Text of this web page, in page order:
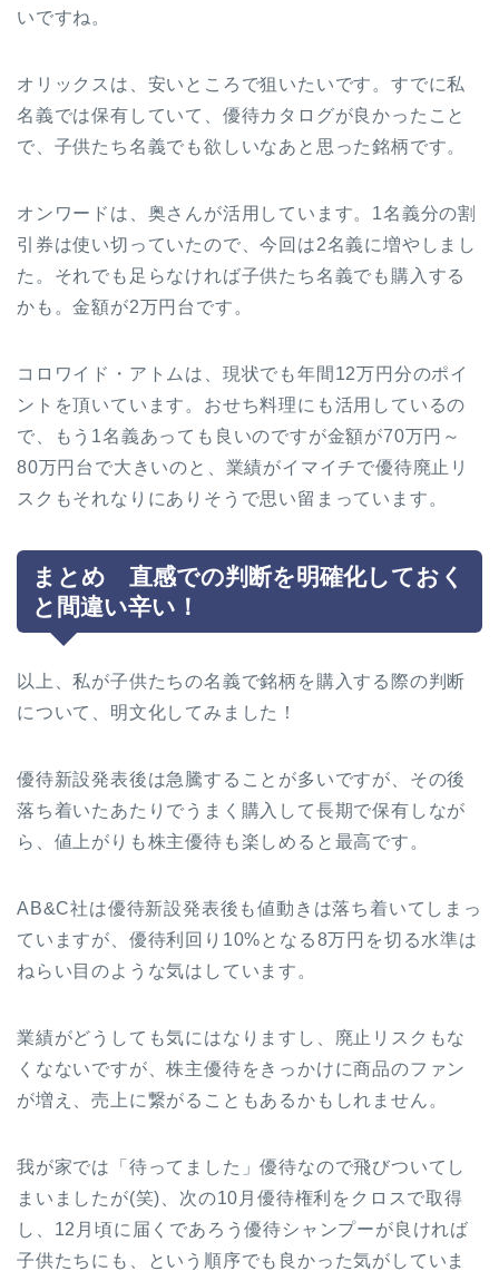
いですね。
オリックスは、安いところで狙いたいです。すでに私
名義では保有していて、優待カタログが良かったこと
で、子供たち名義でも欲しいなあと思った銘柄です。
オンワードは、奥さんが活用しています。1名義分の割
引券は使い切っていたので、今回は2名義に増やしまし
た。それでも足らなければ子供たち名義でも購入する
かも。金額が2万円台です。
コロワイド・アトムは、現状でも年間12万円分のポイ
ントを頂いています。おせち料理にも活用しているの
で、もう1名義あっても良いのですが金額が70万円～
80万円台で大きいのと、業績がイマイチで優待廃止リ
スクもそれなりにありそうで思い留まっています。
まとめ 直感での判断を明確化しておく
と間違い辛い！
以上、私が子供たちの名義で銘柄を購入する際の判断
について、明文化してみました！
優待新設発表後は急騰することが多いですが、その後
落ち着いたあたりでうまく購入して長期で保有しなが
ら、値上がりも株主優待も楽しめると最高です。
AB&C社は優待新設発表後も値動きは落ち着いてしまっ
ていますが、優待利回り10%となる8万円を切る水準は
ねらい目のような気はしています。
業績がどうしても気にはなりますし、廃止リスクもな
くなないですが、株主優待をきっかけに商品のファン
が増え、売上に繋がることもあるかもしれません。
我が家では「待ってました」優待なので飛びついてし
まいましたが(笑)、次の10月優待権利をクロスで取得
し、12月頃に届くであろう優待シャンプーが良ければ
子供たちにも、という順序でも良かった気がしていま